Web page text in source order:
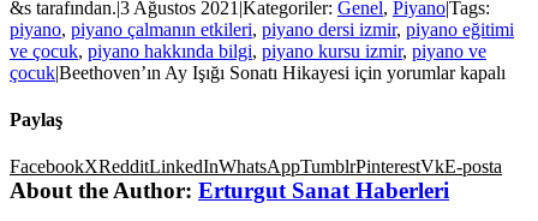
&s tarafından.|3 Ağustos 2021 |Kategoriler: Genel, Piyano|Tags:
piyano, piyano çalmanın etkileri, piyano dersi izmir, piyano eğitimi
ve çocuk, piyano hakkında bilgi, piyano kursu izmir, piyano ve
çocuk|Beethoven’ın Ay Işığı Sonatı Hikayesi için yorumlar kapalı
Paylaş
FacebookXRedditLinkedInWhatsAppTumblrPinterestVkE-posta
About the Author: Erturgut Sanat Haberleri